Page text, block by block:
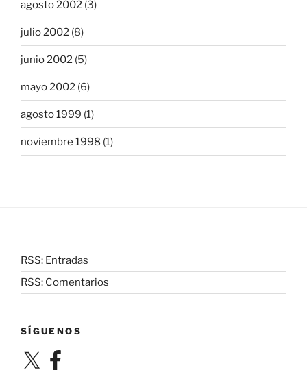
agosto 2002 (3)
julio 2002 (8)
junio 2002 (5)
mayo 2002 (6)
agosto 1999 (1)
noviembre 1998 (1)
RSS: Entradas
RSS: Comentarios
SÍGUENOS
X Facebook